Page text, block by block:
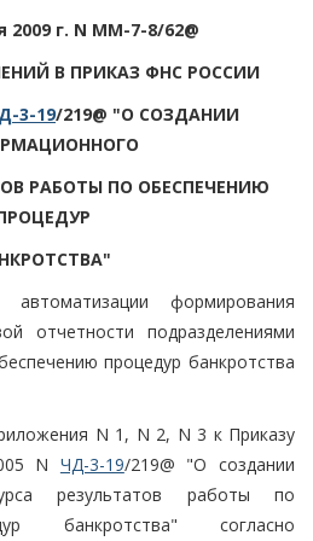
2009 г. N ММ-7-8/62@
В ПРИКАЗ ФНС РОССИИ
3-19/219@ "О СОЗДАНИИ
РАБОТЫ ПО ОБЕСПЕЧЕНИЮ
формирования
отчетности подразделениями
процедур банкротства
N 1, N 2, N 3 к Приказу
N ЧД-3-19/219@ "О создании
результатов работы по
банкротства" согласно